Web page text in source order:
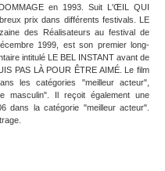
en 1993. Suit L'ŒIL QUI
prix dans différents festivals. LE
des Réalisateurs au festival de
1999, est son premier long-
intitulé LE BEL INSTANT avant de
PAS LÀ POUR ÊTRE AIMÉ. Le film
les catégories "meilleur acteur",
masculin". Il reçoit également une
dans la catégorie "meilleur acteur".